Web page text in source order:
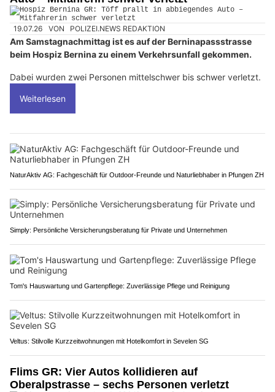
19.07.26 VON POLIZEI.NEWS REDAKTION
Am Samstagnachmittag ist es auf der Berninapassstrasse
beim Hospiz Bernina zu einem Verkehrsunfall gekommen.
Dabei wurden zwei Personen mittelschwer bis schwer verletzt.
Weiterlesen
NaturAktiv AG: Fachgeschäft für Outdoor-Freunde und Naturliebhaber in Pfungen ZH
Simply: Persönliche Versicherungsberatung für Private und Unternehmen
Tom's Hauswartung und Gartenpflege: Zuverlässige Pflege und Reinigung
Veltus: Stilvolle Kurzzeitwohnungen mit Hotelkomfort in Sevelen SG
Flims GR: Vier Autos kollidieren auf
Oberalpstrasse – sechs Personen verletzt